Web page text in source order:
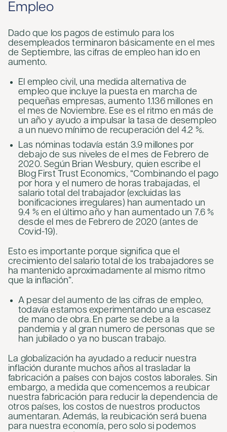
Empleo
Dado que los pagos de estimulo para los
desempleados terminaron básicamente en el mes
de Septiembre, las cifras de empleo han ido en
aumento.
El empleo civil, una medida alternativa de
empleo que incluye la puesta en marcha de
pequeñas empresas, aumento 1.136 millones en
el mes de Noviembre. Ese es el ritmo en más de
un año y ayudo a impulsar la tasa de desempleo
a un nuevo mínimo de recuperación del 4.2 %.
Las nóminas todavía están 3.9 millones por
debajo de sus niveles de el mes de Febrero de
2020. Según Brian Wesbury, quien escribe el
Blog First Trust Economics, “Combinando el pago
por hora y el numero de horas trabajadas, el
salario total del trabajador (excluidas las
bonificaciones irregulares) han aumentado un
9.4 % en el último año y han aumentado un 7.6 %
desde el mes de Febrero de 2020 (antes de
Covid-19).
Esto es importante porque significa que el
crecimiento del salario total de los trabajadores se
ha mantenido aproximadamente al mismo ritmo
que la inflación”.
A pesar del aumento de las cifras de empleo,
todavía estamos experimentando una escasez
de mano de obra. En parte se debe a la
pandemia y al gran numero de personas que se
han jubilado o ya no buscan trabajo.
La globalización ha ayudado a reducir nuestra
inflación durante muchos años al trasladar la
fabricación a países con bajos costos laborales. Sin
embargo, a medida que comencemos a reubicar
nuestra fabricación para reducir la dependencia de
otros países, los costos de nuestros productos
aumentaran. Además, la reubicación será buena
para nuestra economía, pero solo si podemos